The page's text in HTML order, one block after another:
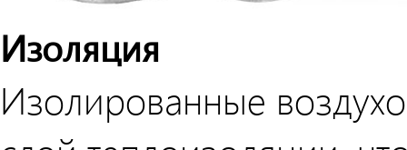
Изоляция
Изолированные